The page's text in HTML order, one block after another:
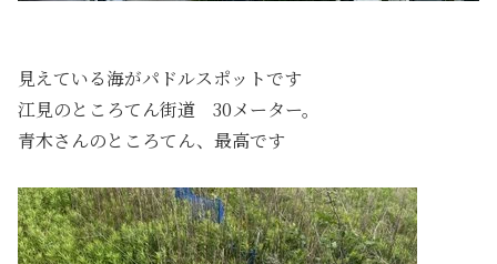
見えている海がパドルスポットです
江見のところてん街道 30メーター。
青木さんのところてん、最高です